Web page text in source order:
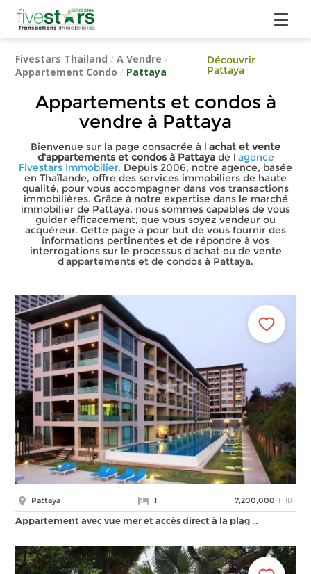
Fivestars Thailand /A Vendre /
Appartement Condo / Pattaya
Découvrir
Pattaya
Appartements et condos à
vendre à Pattaya
Bienvenue sur la page consacrée à l'achat et vente
d'appartements et condos à Pattayade l'agence
Fivestars Immobilier. Depuis 2006, notre agence, basée
en Thaïlande, offre des services immobiliers de haute
qualité, pour vous accompagner dans vos transactions
immobilières. Grâce à notre expertise dans le marché
immobilier de Pattaya, nous sommes capables de vous
guider efficacement, que vous soyez vendeur ou
acquéreur. Cette page a pour but de vous fournir des
informations pertinentes et de répondre à vos
interrogations sur le processus d'achat ou de vente
d'appartements et de condos à Pattaya.
Pattaya 1 7,200,000 THB
Appartement avec vue mer et accès direct à la plag …